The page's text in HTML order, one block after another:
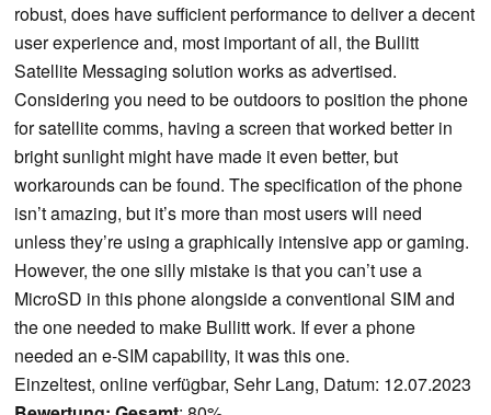
robust, does have sufficient performance to deliver a decent
user experience and, most important of all, the Bullitt
Satellite Messaging solution works as advertised.
Considering you need to be outdoors to position the phone
for satellite comms, having a screen that worked better in
bright sunlight might have made it even better, but
workarounds can be found. The specification of the phone
isn’t amazing, but it’s more than most users will need
unless they’re using a graphically intensive app or gaming.
However, the one silly mistake is that you can’t use a
MicroSD in this phone alongside a conventional SIM and
the one needed to make Bullitt work. If ever a phone
needed an e-SIM capability, it was this one.
Einzeltest, online verfügbar, Sehr Lang, Datum: 12.07.2023